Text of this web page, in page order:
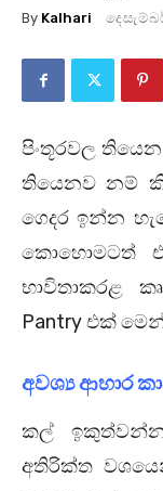
By Kalhari
පිංතූරවල
තියෙනව නම්
ගෙදර ඉන්න
කොහොමටත්
භාවිතාකරළ
Pantry එක්
අවශ්‍ය ආහාර
කල්
අතිරික්ත